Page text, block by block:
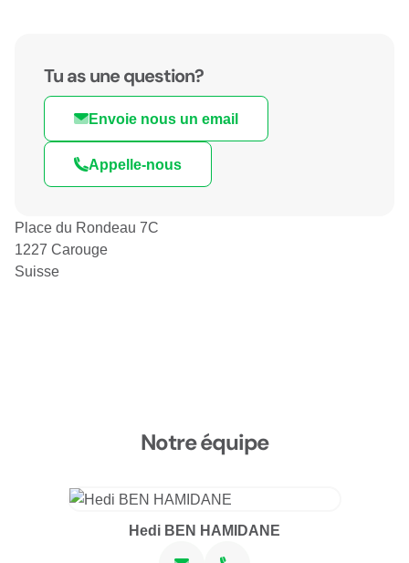
Tu as une question?
Envoie nous un email
Appelle-nous
Place du Rondeau 7C
1227 Carouge
Suisse
Notre équipe
Hedi BEN HAMIDANE